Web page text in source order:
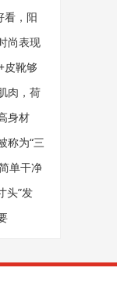
看，阳
尚表现
皮靴够
肉，荷
身材
称为“三
单干净
头”发